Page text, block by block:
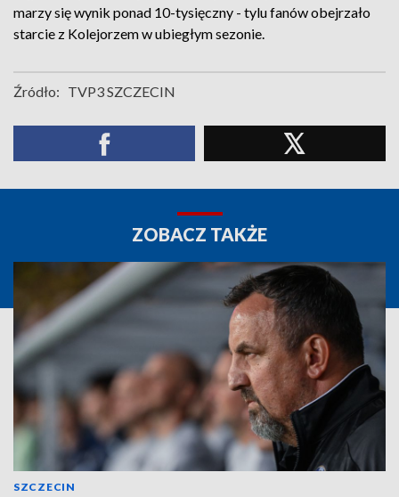
marzy się wynik ponad 10-tysięczny - tylu fanów obejrzało
starcie z Kolejorzem w ubiegłym sezonie.
Źródło: TVP3 SZCZECIN
ZOBACZ TAKŻE
SZCZECIN